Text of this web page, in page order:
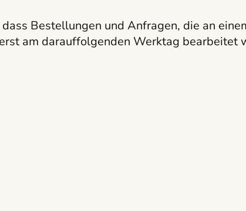
Bestellungen und Anfragen, die an
am darauffolgenden Werktag bearbeitet